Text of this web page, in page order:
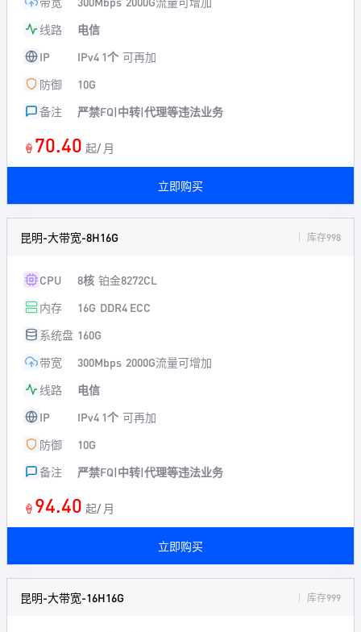
线路
电信
IP
IPv4 1个 可再加
防御
10G
备注
严禁FQ|中转|代理等违法业务
🍦 70.40 起/ 月
立即购买
昆明-大带宽-8H16G 库存998
CPU 8核 铂金8272CL
内存
16G DDR4 ECC
系统盘 160G
带宽
300Mbps 2000G流量可增加
线路
电信
IP
IPv4 1个 可再加
防御
10G
备注
严禁FQ|中转|代理等违法业务
🍦 94.40 起/ 月
立即购买
昆明-大带宽-16H16G 库存999